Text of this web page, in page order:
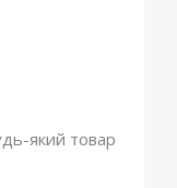
який товар